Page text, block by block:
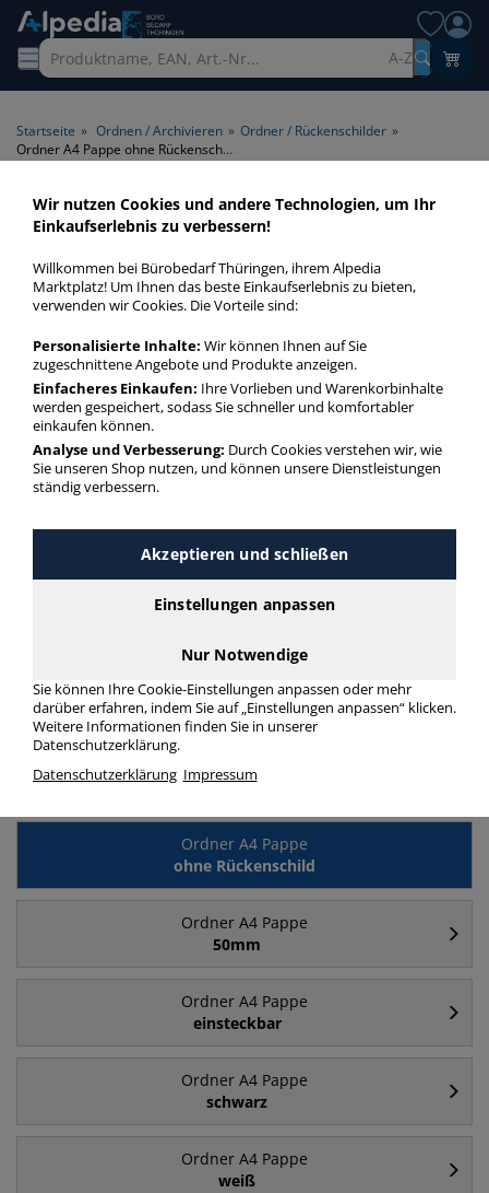
A-Z
Startseite » Ordnen / Archivieren » Ordner / Rückenschilder »
Ordner A4 Pappe ohne Rückenschild
Ordner A4 Pappe ohne
Rückenschild > Rückenschild
ohne Rückenschild
Ordner A4 Pappe ohne Rückenschild in bester Qualität zum
günstigen Preis. Finden Sie schnell Ordner A4 Pappe ohne
Rückenschild mit unserer Filter-Funktion.
Ordner A4 Pappe ohne Rückenschild
mehr Infos zur Kategorie
Ordner breit A4
Pappe
Ordner schmal A4
Pappe
Häufig gesucht
Ordner A4 Pappe
ohne Rückenschild
Ordner A4 Pappe
50mm
Ordner A4 Pappe
einsteckbar
Ordner A4 Pappe
schwarz
Ordner A4 Pappe
weiß
Wir nutzen Cookies und andere Technologien, um Ihr
Einkaufserlebnis zu verbessern!
Willkommen bei Bürobedarf Thüringen, ihrem Alpedia
Marktplatz! Um Ihnen das beste Einkaufserlebnis zu bieten,
verwenden wir Cookies. Die Vorteile sind:
Personalisierte Inhalte: Wir können Ihnen auf Sie
zugeschnittene Angebote und Produkte anzeigen.
Einfacheres Einkaufen: Ihre Vorlieben und Warenkorbinhalte
werden gespeichert, sodass Sie schneller und komfortabler
einkaufen können.
Analyse und Verbesserung: Durch Cookies verstehen wir, wie
Sie unseren Shop nutzen, und können unsere Dienstleistungen
ständig verbessern.
Akzeptieren und schließen
Einstellungen anpassen
Nur Notwendige
Sie können Ihre Cookie-Einstellungen anpassen oder mehr
darüber erfahren, indem Sie auf „Einstellungen anpassen“ klicken.
Weitere Informationen finden Sie in unserer
Datenschutzerklärung.
Datenschutzerklärung Impressum